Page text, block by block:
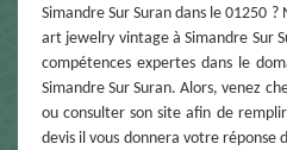
Simandre Sur Suran dans le 01250
art jewelry vintage à Simandre Sur
compétences expertes dans le
Simandre Sur Suran. Alors, venez
ou consulter son site afin de
devis il vous donnera votre réponse